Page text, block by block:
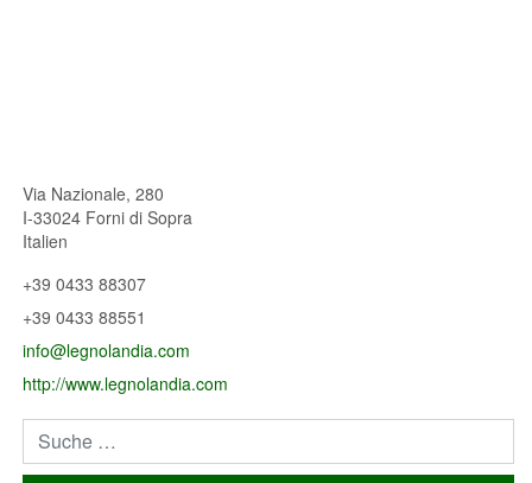
Via Nazionale, 280
I-33024 Forni di Sopra
Italien
+39 0433 88307
+39 0433 88551
info@legnolandia.com
http://www.legnolandia.com